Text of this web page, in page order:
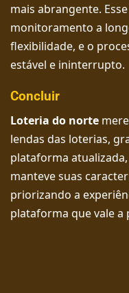
mais abrangente.
monitoramento a
flexibilidade, e o
estável e ininterrupto.
Concluir
Loteria do norte
lendas das loterias,
plataforma
manteve suas
priorizando a
plataforma que vale a